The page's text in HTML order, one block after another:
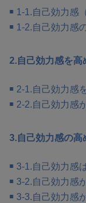
1-1.自己効力感
1-2.自己効力感
2.自己効力感を高
2-1.自己効力感
2-2.自己効力感
3.自己効力感の高
3-1.自己効力感
3-2.自己効力感
3-3.自己効力感